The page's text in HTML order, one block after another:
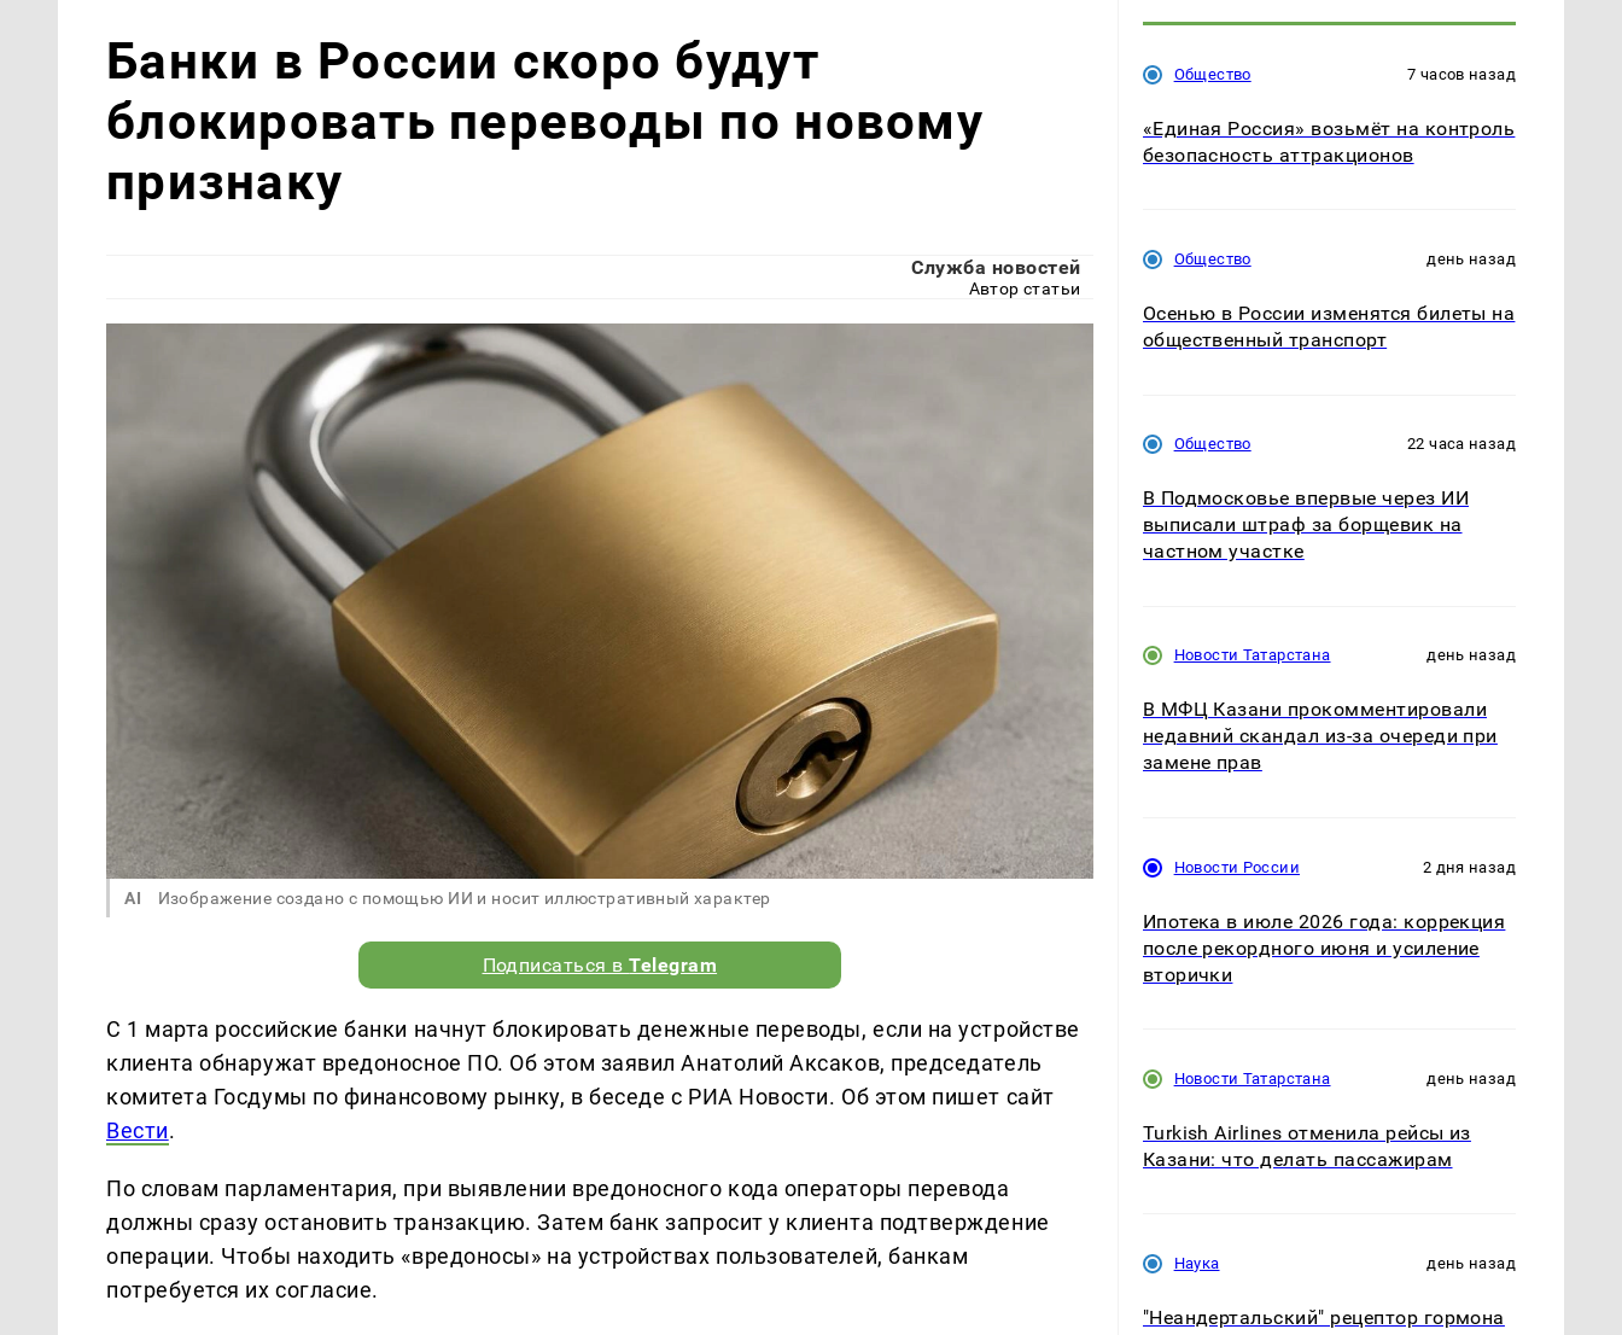
Банки в России скоро будут
блокировать переводы по новому
признаку
Служба новостей
Автор статьи
AI Изображение создано с помощью ИИ и носит иллюстративный характер
Подписаться вTelegram
С 1 марта российские банки начнут блокировать денежные переводы, если на устройстве
клиента обнаружат вредоносное ПО. Об этом заявил Анатолий Аксаков, председатель
комитета Госдумы по финансовому рынку, в беседе с РИА Новости. Об этом пишет сайт
Вести.
По словам парламентария, при выявлении вредоносного кода операторы перевода
должны сразу остановить транзакцию. Затем банк запросит у клиента подтверждение
операции. Чтобы находить «вредоносы» на устройствах пользователей, банкам
потребуется их согласие.
Общество 7 часов назад
«Единая Россия» возьмёт на контроль
безопасность аттракционов
Общество день назад
Осенью в России изменятся билеты на
общественный транспорт
Общество 22 часа назад
В Подмосковье впервые через ИИ
выписали штраф за борщевик на
частном участке
Новости Татарстана день назад
В МФЦ Казани прокомментировали
недавний скандал из-за очереди при
замене прав
Новости России 2 дня назад
Ипотека в июле 2026 года: коррекция
после рекордного июня и усиление
вторички
Новости Татарстана день назад
Turkish Airlines отменила рейсы из
Казани: что делать пассажирам
Наука день назад
"Неандертальский" рецептор гормона